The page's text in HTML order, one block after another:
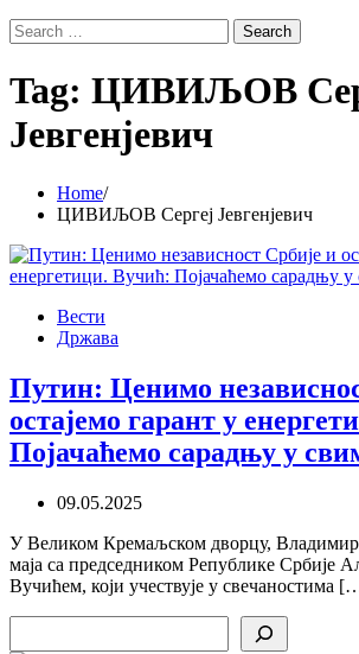
Search
for:
Tag: ЦИВИЉОВ
Јевгенјевич
Home
ЦИВИЉОВ Сергеј Јевгенјевич
Вести
Држава
Путин: Ценимо
остајемо гарант у
Појачаћемо сарадњу у
09.05.2025
У Великом Кремаљском дворцу, Владимир
маја са председником Републике Србије
Вучићем, који учествује у свечаностима